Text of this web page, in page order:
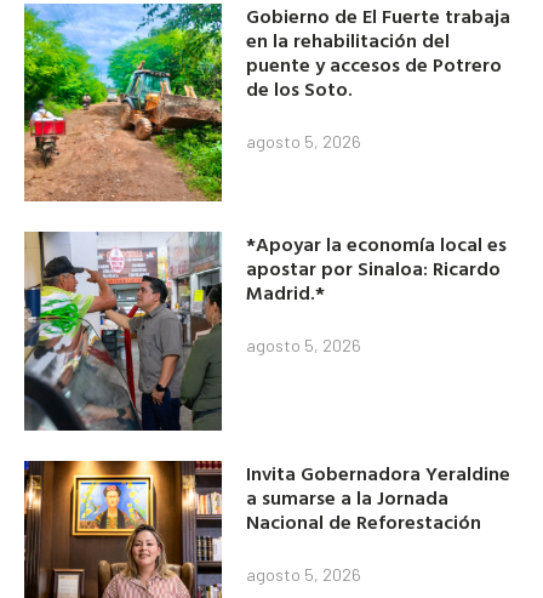
Gobierno de El Fuerte trabaja
en la rehabilitación del
puente y accesos de Potrero
de los Soto.
agosto 5, 2026
*Apoyar la economía local es
apostar por Sinaloa: Ricardo
Madrid.*
agosto 5, 2026
Invita Gobernadora Yeraldine
a sumarse a la Jornada
Nacional de Reforestación
agosto 5, 2026